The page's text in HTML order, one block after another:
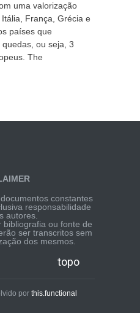
uma valorização
França, Grécia e
países que
ou seja, 3
The
constantes
responsabilidade
autores.
bibliografia ou fonte de
ser transcritos sem
dos mesmos.
topo
por this.functional